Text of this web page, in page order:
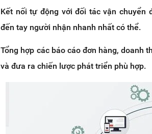
Kết nối tự động với đối tác vận chuyển
đến tay người nhận nhanh nhất có thể.
Tổng hợp các báo cáo đơn hàng, doanh
và đưa ra chiến lược phát triển phù hợp.